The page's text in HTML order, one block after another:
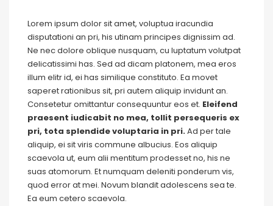
Lorem ipsum dolor sit amet, voluptua iracundia
disputationi an pri, his utinam principes dignissim ad.
Ne nec dolore oblique nusquam, cu luptatum volutpat
delicatissimi has. Sed ad dicam platonem, mea eros
illum elitr id, ei has similique constituto. Ea movet
saperet rationibus sit, pri autem aliquip invidunt an.
Consetetur omittantur consequuntur eos et. Eleifend
praesent iudicabit no mea, tollit persequeris ex
pri, tota splendide voluptaria in pri.Ad per tale
aliquip, ei sit viris commune albucius. Eos aliquip
scaevola ut, eum alii mentitum prodesset no, his ne
suas atomorum. Et numquam deleniti ponderum vis,
quod error at mei. Novum blandit adolescens sea te.
Ea eum cetero scaevola.